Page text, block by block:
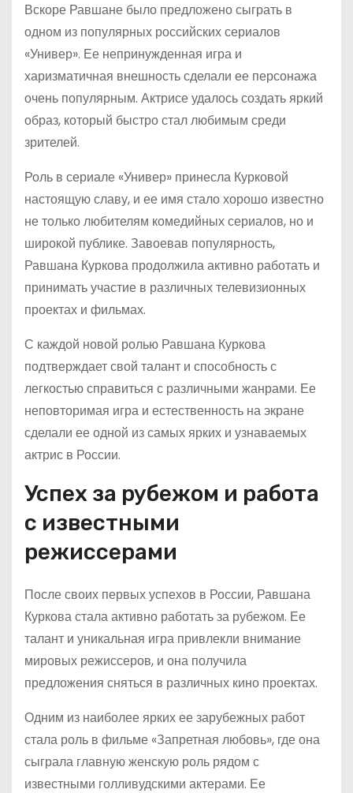
Вскоре Равшане было предложено сыграть в
одном из популярных российских сериалов
«Универ». Ее непринужденная игра и
харизматичная внешность сделали ее персонажа
очень популярным. Актрисе удалось создать яркий
образ, который быстро стал любимым среди
зрителей.
Роль в сериале «Универ» принесла Курковой
настоящую славу, и ее имя стало хорошо известно
не только любителям комедийных сериалов, но и
широкой публике. Завоевав популярность,
Равшана Куркова продолжила активно работать и
принимать участие в различных телевизионных
проектах и фильмах.
С каждой новой ролью Равшана Куркова
подтверждает свой талант и способность с
легкостью справиться с различными жанрами. Ее
неповторимая игра и естественность на экране
сделали ее одной из самых ярких и узнаваемых
актрис в России.
Успех за рубежом и работа
с известными
режиссерами
После своих первых успехов в России, Равшана
Куркова стала активно работать за рубежом. Ее
талант и уникальная игра привлекли внимание
мировых режиссеров, и она получила
предложения сняться в различных кино проектах.
Одним из наиболее ярких ее зарубежных работ
стала роль в фильме «Запретная любовь», где она
сыграла главную женскую роль рядом с
известными голливудскими актерами. Ее